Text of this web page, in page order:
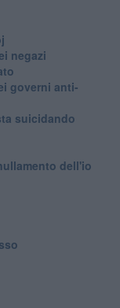
negazi
governi anti-
suicidando
dell'io